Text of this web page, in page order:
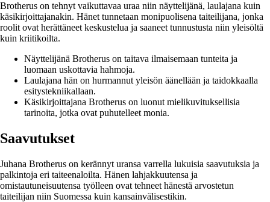
Brotherus on tehnyt vaikuttavaa uraa niin näyttelijänä, laulajana kuin
käsikirjoittajanakin. Hänet tunnetaan monipuolisena taiteilijana, jonka
roolit ovat herättäneet keskustelua ja saaneet tunnustusta niin yleisöltä
kuin kriitikoilta.
Näyttelijänä Brotherus on taitava ilmaisemaan tunteita ja
luomaan uskottavia hahmoja.
Laulajana hän on hurmannut yleisön äänellään ja taidokkaalla
esitystekniikallaan.
Käsikirjoittajana Brotherus on luonut mielikuvituksellisia
tarinoita, jotka ovat puhutelleet monia.
Saavutukset
Juhana Brotherus on kerännyt uransa varrella lukuisia saavutuksia ja
palkintoja eri taiteenaloilta. Hänen lahjakkuutensa ja
omistautuneisuutensa työlleen ovat tehneet hänestä arvostetun
taiteilijan niin Suomessa kuin kansainvälisestikin.